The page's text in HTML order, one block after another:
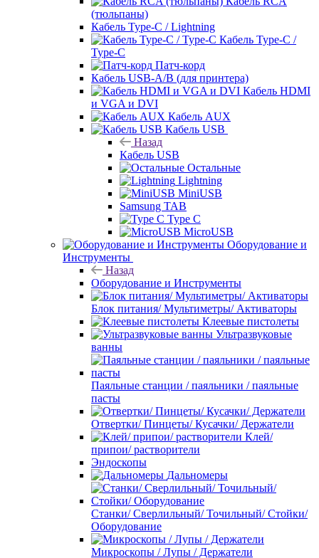
(тюльпаны)
Кабель Type-C / Lightning
Кабель Type-C /
Type-C
Патч-корд
Кабель USB-A/B (для принтера)
Кабель HDMI
и VGA и DVI
Кабель AUX
Кабель USB
Назад
Кабель USB
Остальные
Lightning
MiniUSB
Samsung TAB
Type C
MicroUSB
Оборудование и
Инструменты
Назад
Оборудование и Инструменты
Блок питания/ Мультиметры/ Активаторы
Клеевые пистолеты
Ультразвуковые
ванны
Паяльные станции / паяльники / паяльные
пасты
Отвертки/ Пинцеты/ Кусачки/ Держатели
Клей/
припои/ растворители
Эндоскопы
Дальномеры
Станки/ Сверлильный/ Точильный/ Стойки/
Оборудование
Микроскопы / Лупы / Держатели